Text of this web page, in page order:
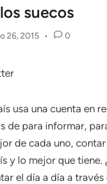
suecos
26, 2015 • 0
usa una cuenta en
de para informar,
de cada uno,
y lo mejor que tiene.
el día a día a través